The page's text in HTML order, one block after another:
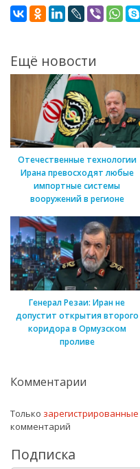
Ещё новости
Отечественные технологии
Ирана превосходят любые
импортные системы
вооружений в регионе
Генерал Резаи: Иран не
допустит открытия второго
коридора в Ормузском
проливе
Комментарии
Только зарегистрированные
комментарий
Подписка